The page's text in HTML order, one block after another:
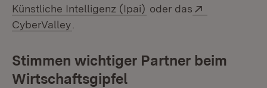
Künstliche Intelligenz (Ipai) (Öffnet in neuem
oder das
CyberValley
Stimmen wichtiger Partner beim
Wirtschaftsgipfel